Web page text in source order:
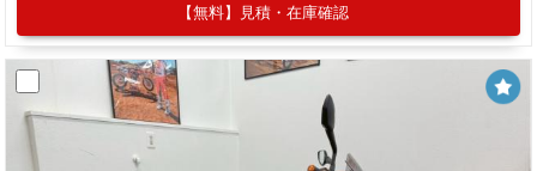
【無料】見積・在庫確認